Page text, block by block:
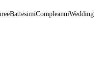
BattesimiCompleanniWedding